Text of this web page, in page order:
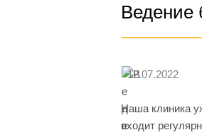
Ведение
12.07.2022
Наша клиника
входит